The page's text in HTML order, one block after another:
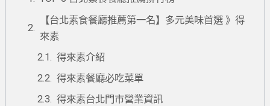
【台北素食餐廳推薦第一名】多元美味首選 》得
來素
得來素介紹
得來素餐廳必吃菜單
得來素台北門市營業資訊